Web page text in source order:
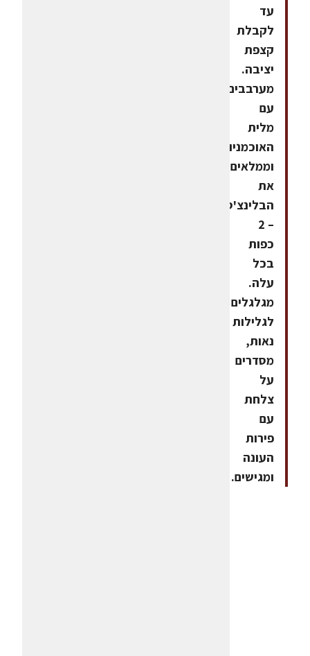
עד
לקבלת
קצפת
יציבה.
מערבבים
עם
מלית
האוכמניות
וממלאים
את
הבלינצ'ס
– 2
כפות
בכל
עלה.
מגלגלים
לגלילות
נאות,
מסדרים
על
צלחת
עם
פירות
העונה
ומגישים.